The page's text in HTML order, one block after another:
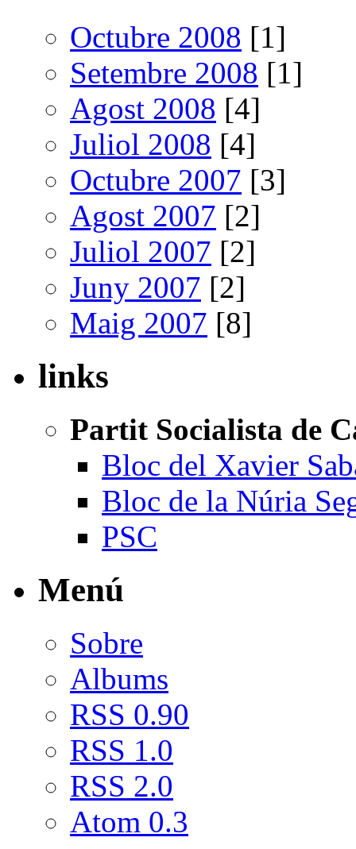
Octubre 2008 [1]
Setembre 2008 [1]
Agost 2008 [4]
Juliol 2008 [4]
Octubre 2007 [3]
Agost 2007 [2]
Juliol 2007 [2]
Juny 2007 [2]
Maig 2007 [8]
links
Partit Socialista de
Bloc del Xavier
Bloc de la Núria
PSC
Menú
Sobre
Albums
RSS 0.90
RSS 1.0
RSS 2.0
Atom 0.3